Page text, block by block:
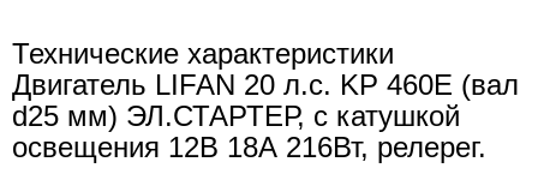
Технические характеристики
Двигатель LIFAN 20 л.с. KP 460E (вал
d25 мм) ЭЛ.СТАРТЕР, с катушкой
освещения 12В 18А 216Вт, релерег.